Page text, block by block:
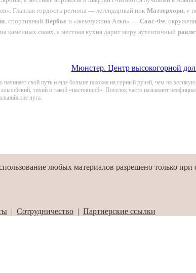
Главная гордость региона — легендарный пик Маттерхорн, у
, спортивный Вербье и «жемчужина Альп» — Саас-Фе,
каменных сваях, а местная кухня дарит миру аутентичный
Мюнстер. Центр высокогорной
начинает свой путь и еще больше похожа на горный ручей, чем на
тихий и такой «настоящий». Поселок часто называют
луга.
любых материалов разрешено только при
| Сотрудничество | Партнерские ссылки